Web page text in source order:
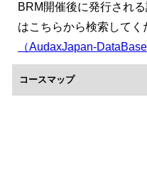
BRM開催後に発行され
はこちらから検索してく
（AudaxJapan-DataBase
コースマップ